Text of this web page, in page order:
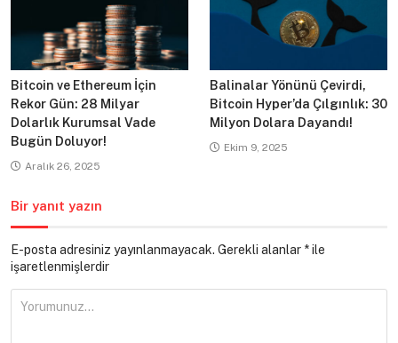
Bitcoin ve Ethereum İçin
Rekor Gün: 28 Milyar
Dolarlık Kurumsal Vade
Bugün Doluyor!
Aralık 26, 2025
Balinalar Yönünü Çevirdi,
Bitcoin Hyper’da Çılgınlık: 30
Milyon Dolara Dayandı!
Ekim 9, 2025
Bir yanıt yazın
E-posta adresiniz yayınlanmayacak. Gerekli alanlar *ile
işaretlenmişlerdir